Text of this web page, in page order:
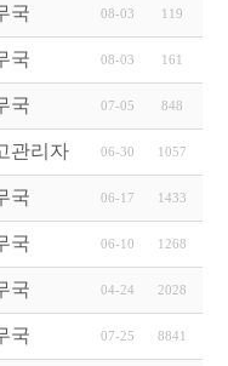
정(신규. 재강습) 교육 성
국 08-03 119
동 해외여행상품 개발 팸
국 08-03 161
/재강습) 안내
국 07-05 848
기금 융자 시행 안내
관리자 06-30 1057
공모전 개최
국 06-17 1433
(신규.재강습)
국 06-10 1268
뉴를 활용한 MICE행사
국 04-24 2028
스 안내
국 07-25 8841